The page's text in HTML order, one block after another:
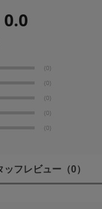
0.0
(0)
(0)
(0)
(0)
(0)
ッフレビュー （0）